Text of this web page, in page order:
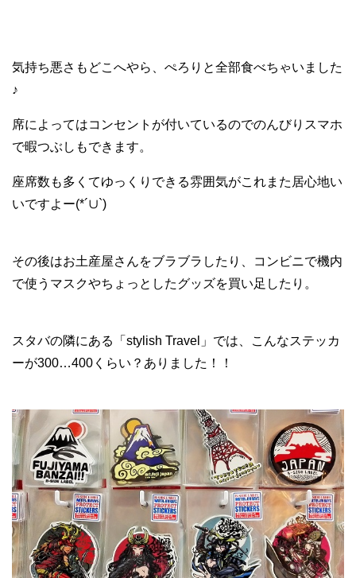
気持ち悪さもどこへやら、ぺろりと全部食べちゃいました
♪
席によってはコンセントが付いているのでのんびりスマホ
で暇つぶしもできます。
座席数も多くてゆっくりできる雰囲気がこれまた居心地い
いですよー(*´∪`)
その後はお土産屋さんをブラブラしたり、コンビニで機内
で使うマスクやちょっとしたグッズを買い足したり。
スタバの隣にある「stylish Travel」では、こんなステッカ
ーが300…400くらい？ありました！！